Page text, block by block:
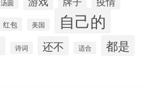
汤圆
红包 美国 自己的
诗词 还不 适合 都是